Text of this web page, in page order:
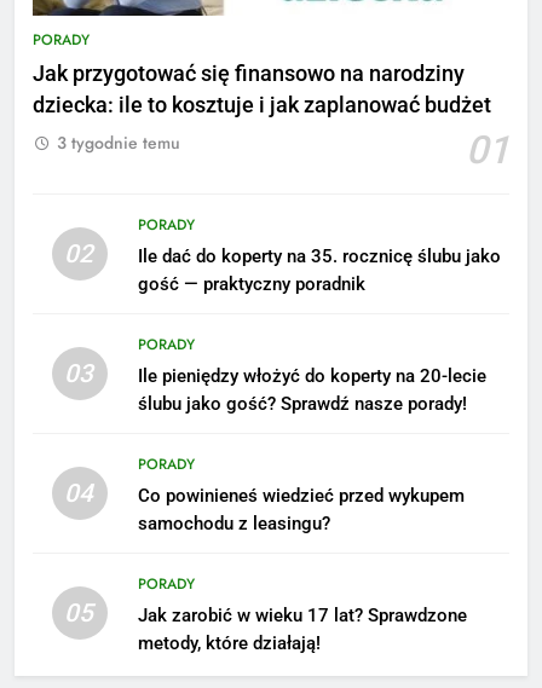
PORADY
Jak przygotować się finansowo na narodziny
dziecka: ile to kosztuje i jak zaplanować budżet
01
3 tygodnie temu
02
PORADY
Ile dać do koperty na 35. rocznicę ślubu jako
gość — praktyczny poradnik
03
PORADY
Ile pieniędzy włożyć do koperty na 20-lecie
ślubu jako gość? Sprawdź nasze porady!
04
PORADY
Co powinieneś wiedzieć przed wykupem
samochodu z leasingu?
05
PORADY
Jak zarobić w wieku 17 lat? Sprawdzone
metody, które działają!
stanowisku
ZAROBKI
Akcje charytatywne w szkole:
pomysły i przykłady, które
ZAROBKI